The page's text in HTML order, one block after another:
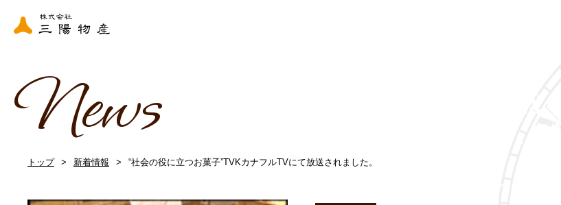
News
トップ 新着情報 “社会の役に立つお菓子”TVKカナフルTVにて放送されました。